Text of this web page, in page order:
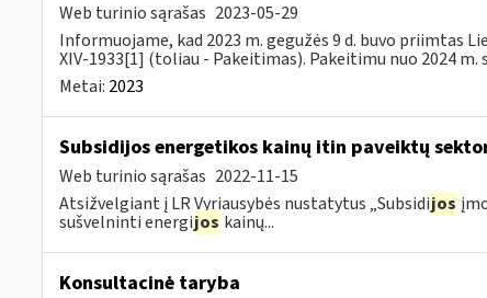
Web turinio sąrašas 2023-05-29
Informuojame, kad 2023 m. gegužės 9 d. buvo priimtas
XIV-1933[1] (toliau - Pakeitimas). Pakeitimu nuo 2024 m.
Metai: 2023
Subsidijos energetikos kainų itin paveiktų
Web turinio sąrašas 2022-11-15
Atsižvelgiant į LR Vyriausybės nustatytus „Subsidijos
sušvelninti energijos kainų...
Konsultacinė taryba